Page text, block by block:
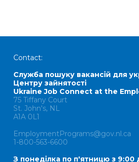
Contact:
Служба пошуку вакансій для
Центру зайнятості
Ukraine Job Connect at the
75 Tiffany Court
St. John's, NL
A1A 0L1
EmploymentPrograms@gov.nl.ca
1-800-563-6600
З понеділка по п'ятницю з 9:00